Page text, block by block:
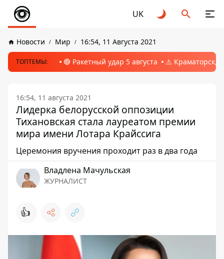
UK
Новости Мир 16:54, 11 Августа 2021
ТОПТЕМЫ: 🔴 Ракетный удар 5 августа ⚠️ Краматорск,
16:54, 11 августа 2021
Лидерка белорусской оппозиции
Тихановская стала лауреатом премии
мира имени Лотара Крайссига
Церемония вручения проходит раз в два года
Владлена Мачульская
ЖУРНАЛИСТ
👍